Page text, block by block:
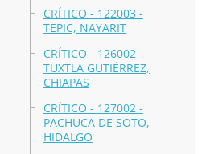
CRÍTICO - 122003 -
TEPIC, NAYARIT
CRÍTICO - 126002 -
TUXTLA GUTIÉRREZ,
CHIAPAS
CRÍTICO - 127002 -
PACHUCA DE SOTO,
HIDALGO